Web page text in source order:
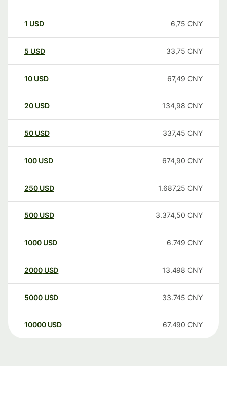
1 USD 6,75 CNY
5 USD 33,75 CNY
10 USD 67,49 CNY
20 USD 134,98 CNY
50 USD 337,45 CNY
100 USD 674,90 CNY
250 USD 1.687,25 CNY
500 USD 3.374,50 CNY
1000 USD 6.749 CNY
2000 USD 13.498 CNY
5000 USD 33.745 CNY
10000 USD 67.490 CNY